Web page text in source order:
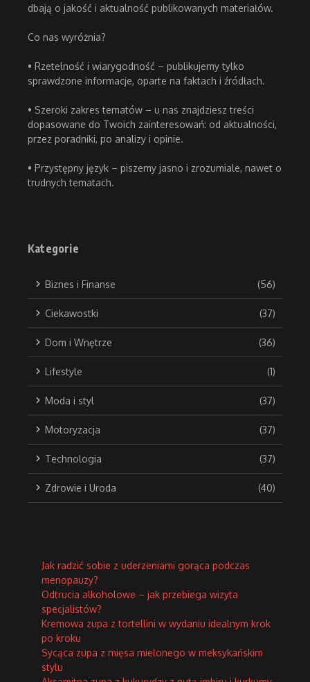
dbają o jakość i aktualność publikowanych materiałów.
Co nas wyróżnia?
• Rzetelność i wiarygodność – publikujemy tylko
sprawdzone informacje, oparte na faktach i źródłach.
• Szeroki zakres tematów – u nas znajdziesz treści
dopasowane do Twoich zainteresowań: od aktualności,
przez poradniki, po analizy i opinie.
• Przystępny język – piszemy jasno i zrozumiale, nawet o
trudnych tematach.
Kategorie
Biznes i Finanse (56)
Ciekawostki (37)
Dom i Wnętrze (36)
Lifestyle (1)
Moda i styl (37)
Motoryzacja (37)
Technologia (37)
Zdrowie i Uroda (40)
Jak radzić sobie z uderzeniami gorąca podczas
menopauzy?
Odtrucia alkoholowe – jak przebiega wizyta
specjalistów?
Kremowa zupa z tortellini w wydaniu idealnym krok
po kroku
Sycąca zupa z mięsa mielonego w meksykańskim
stylu